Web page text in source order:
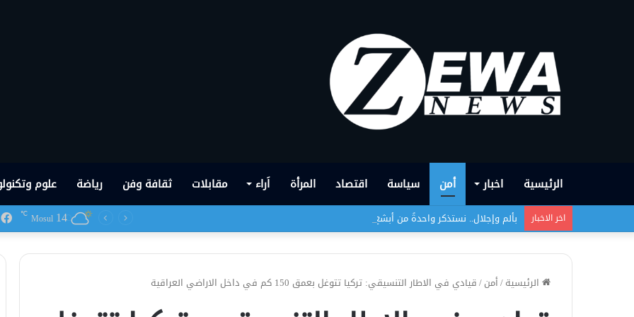
الرئيسية اخبار أمن سياسة اقتصاد المرأة اَراء مقابلات ثقافة وفن رياضة علوم
اخر الاخبار بألم وإجلال.. نستذكر واحدةً من أبشع الجرائم التي شهدها العراق في تاريخه الحديث Mosul 14
℃
الرئيسية/أمن/قيادي في الاطار التنسيقي: تركيا تتوغل بعمق 150 كم في داخل الاراضي العراقية